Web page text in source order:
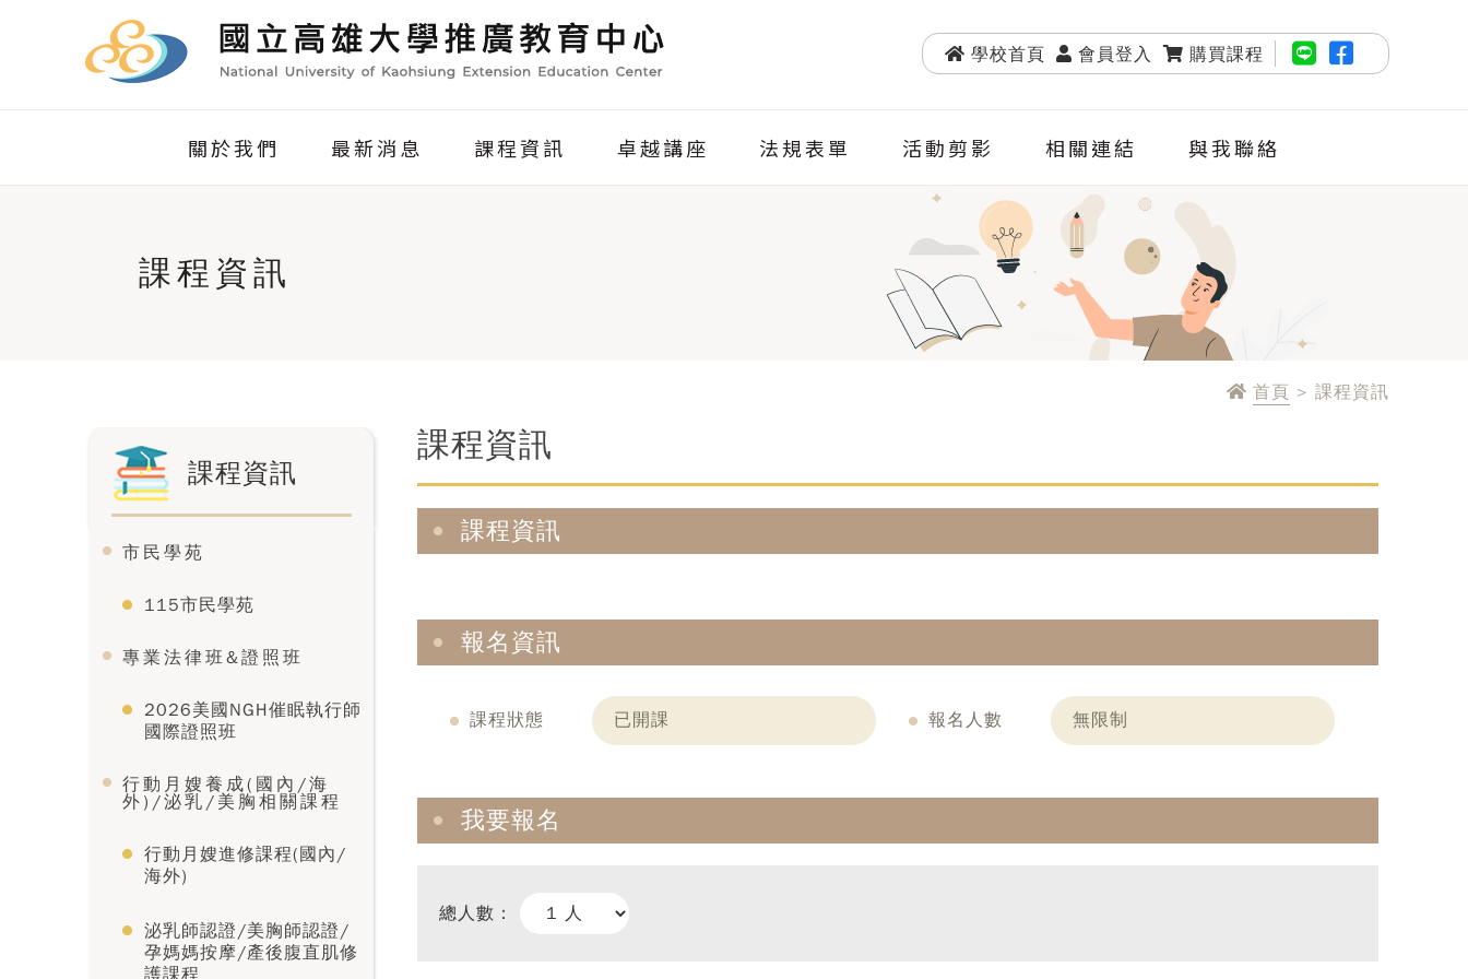
學校首頁 會員登入 購買課程
關於我們 最新消息 課程資訊 卓越講座 法規表單 活動剪影 相關連結 與我聯絡
課程資訊
首頁 > 課程資訊
課程資訊
市民學苑
115市民學苑
專業法律班&證照班
2026美國NGH催眠執行師
國際證照班
行動月嫂養成(國內/海
外)/泌乳/美胸相關課程
行動月嫂進修課程(國內/
海外)
泌乳師認證/美胸師認證/
孕媽媽按摩/產後腹直肌修
護課程
課程資訊
課程資訊
報名資訊
課程狀態 已開課 報名人數 無限制
我要報名
總人數：